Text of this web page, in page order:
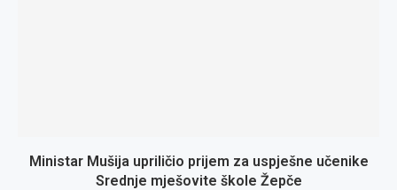
Ministar Mušija upriličio prijem za uspješne učenike
Srednje mješovite škole Žepče